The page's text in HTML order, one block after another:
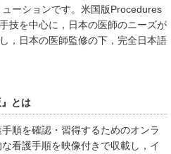
ーションです。米国版Procedures
技を中心に，日本の医師のニーズが
，日本の医師監修の下，完全日本語
』とは
順を確認・習得するためのオンラ
看護手順を映像付きで収載し，イ